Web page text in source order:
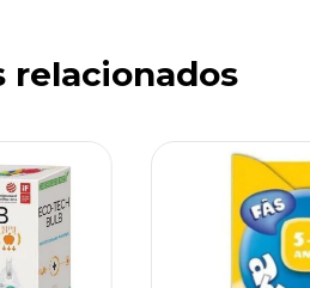
relacionados